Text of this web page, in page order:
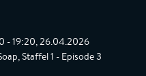
- 19:20, 26.04.2026
Staffel 1 - Episode 3